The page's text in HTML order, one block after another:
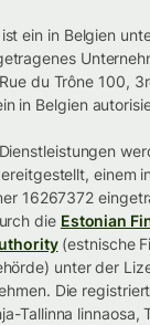
ein in Belgien
du Trône 100,
in Belgien
einem
16267372
die Estonian
(estnische
unter der
Die
Tallinna linnaosa,